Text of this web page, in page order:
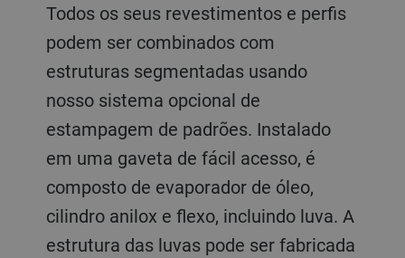
Todos os seus revestimentos e perfis
podem ser combinados com
estruturas segmentadas usando
nosso sistema opcional de
estampagem de padrões. Instalado
em uma gaveta de fácil acesso, é
composto de evaporador de óleo,
cilindro anilox e flexo, incluindo luva. A
estrutura das luvas pode ser fabricada